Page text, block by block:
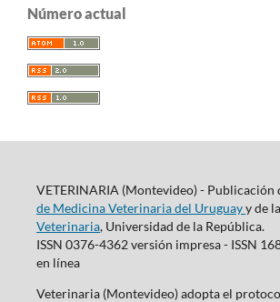
Número actual
VETERINARIA (Montevideo) - Publicación
de Medicina Veterinaria del Uruguayy de la
Veterinaria, Universidad de la República.
ISSN 0376-4362 versión impresa - ISSN
en línea
Veterinaria (Montevideo) adopta el